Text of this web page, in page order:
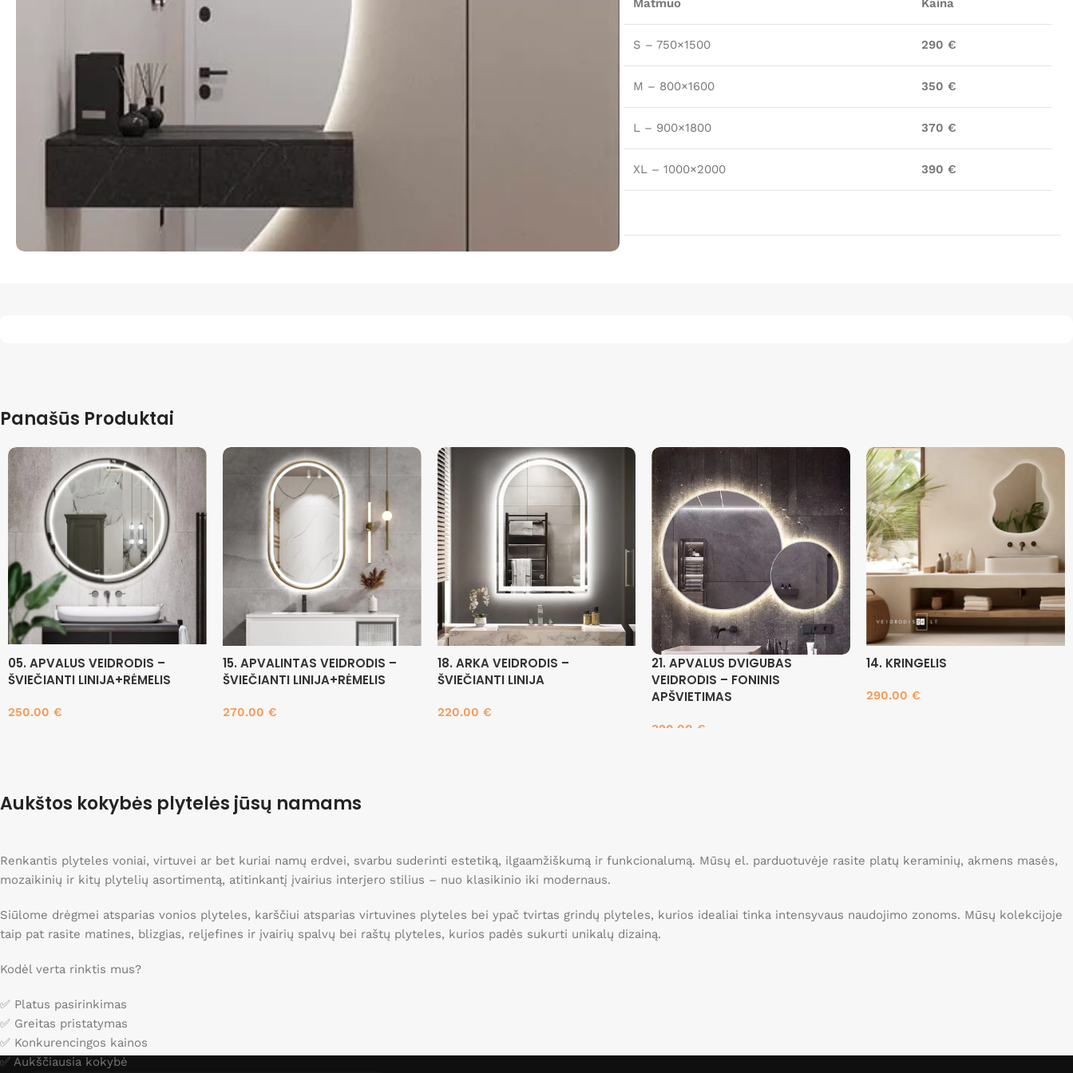
Matmuo Kaina
S – 750×1500 290 €
M – 800×1600 350 €
L – 900×1800 370 €
XL – 1000×2000 390 €
Panašūs Produktai
05. APVALUS VEIDRODIS –
ŠVIEČIANTI LINIJA+RĖMELIS
250.00 €
15. APVALINTAS VEIDRODIS –
ŠVIEČIANTI LINIJA+RĖMELIS
270.00 €
18. ARKA VEIDRODIS –
ŠVIEČIANTI LINIJA
220.00 €
21. APVALUS DVIGUBAS
VEIDRODIS – FONINIS
APŠVIETIMAS
320.00€
14. KRINGELIS
290.00€
Aukštos kokybės plytelės jūsų namams
Renkantis plyteles voniai, virtuvei ar bet kuriai namų erdvei, svarbu suderinti estetiką, ilgaamžiškumą ir funkcionalumą. Mūsų el. parduotuvėje rasite platų keraminių, akmens masės,
mozaikinių ir kitų plytelių asortimentą, atitinkantį įvairius interjero stilius – nuo klasikinio iki modernaus.
Siūlome drėgmei atsparias vonios plyteles, karščiui atsparias virtuvines plyteles bei ypač tvirtas grindų plyteles, kurios idealiai tinka intensyvaus naudojimo zonoms. Mūsų kolekcijoje
taip pat rasite matines, blizgias, reljefines ir įvairių spalvų bei raštų plyteles, kurios padės sukurti unikalų dizainą.
Kodėl verta rinktis mus?
✅ Platus pasirinkimas
✅ Greitas pristatymas
✅ Konkurencingos kainos
✅ Aukščiausia kokybė